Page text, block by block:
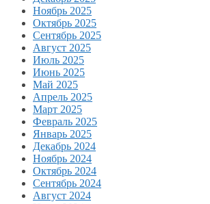
Ноябрь 2025
Октябрь 2025
Сентябрь 2025
Август 2025
Июль 2025
Июнь 2025
Май 2025
Апрель 2025
Март 2025
Февраль 2025
Январь 2025
Декабрь 2024
Ноябрь 2024
Октябрь 2024
Сентябрь 2024
Август 2024